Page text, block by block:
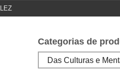
Categorias de